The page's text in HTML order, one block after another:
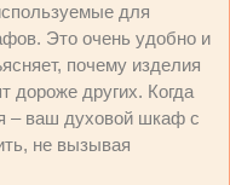
для
Это очень удобно и
почему изделия
дороже других. Когда
– ваш духовой шкаф с
не вызывая